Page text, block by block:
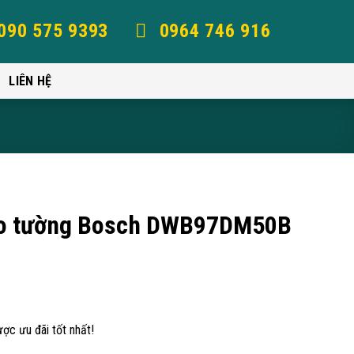
575 9393 0964 746 916
LIÊN HỆ
Bosch DWB97DM50B
ưu đãi tốt nhất!